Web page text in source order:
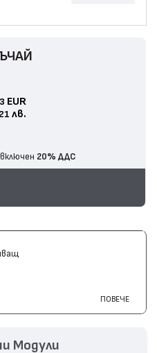
EUR
21 лв.
20% ДДС
WorkCentre 7835,
ПОВЕЧЕ
Модули